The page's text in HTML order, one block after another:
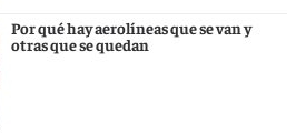
Por qué hay aerolíneas que se van y
otras que se quedan